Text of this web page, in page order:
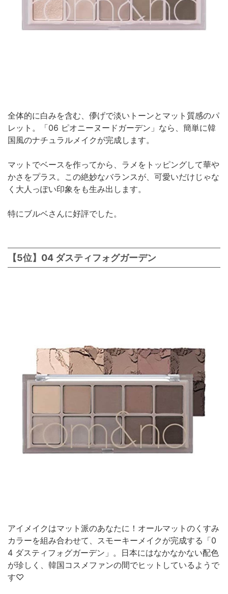
全体的に白みを含む、儚げで淡いトーンとマット質感のパ
レット。「06 ピオニーヌードガーデン」なら、簡単に韓
国風のナチュラルメイクが完成します。
マットでベースを作ってから、ラメをトッピングして華や
かさをプラス。この絶妙なバランスが、可愛いだけじゃな
く大人っぽい印象をも生み出します。
特にブルベさんに好評でした。
【5位】04 ダスティフォグガーデン
アイメイクはマット派のあなたに！オールマットのくすみ
カラーを組み合わせて、スモーキーメイクが完成する「0
4 ダスティフォグガーデン」。日本にはなかなかない配色
が珍しく、韓国コスメファンの間でヒットしているようで
す♡